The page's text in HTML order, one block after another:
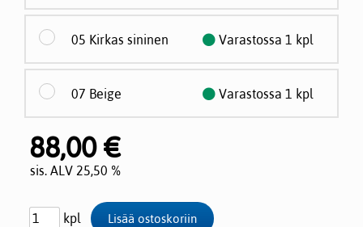
05 Kirkas sininen Varastossa 1 kpl
07 Beige Varastossa 1 kpl
88,00 €
sis. ALV 25,50 %
kpl